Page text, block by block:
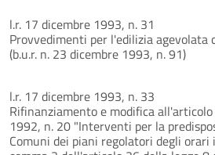
l.r. 17 dicembre 1993, n. 31
Provvedimenti per l'edilizia agevolata
(b.u.r. n. 23 dicembre 1993, n. 91)
l.r. 17 dicembre 1993, n. 33
Rifinanziamento e modifica
1992, n. 20 "Interventi per la
Comuni dei piani regolatori degli orari